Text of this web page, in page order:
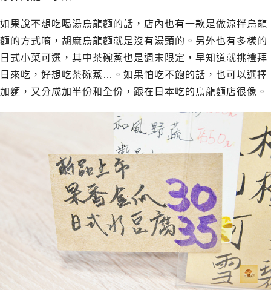
如果說不想吃喝湯烏龍麵的話，店內也有一款是做涼拌烏龍
麵的方式唷，胡麻烏龍麵就是沒有湯頭的。另外也有多樣的
日式小菜可選，其中茶碗蒸也是週末限定，早知道就挑禮拜
日來吃，好想吃茶碗蒸…。如果怕吃不飽的話，也可以選擇
加麵，又分成加半份和全份，跟在日本吃的烏龍麵店很像。